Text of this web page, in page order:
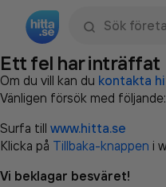
Ett fel har inträffat
Om du vill kan du kontakta
Vänligen försök med följande:
Surfa till www.hitta.se
Klicka på Tillbaka-knappen i
Vi beklagar besväret!